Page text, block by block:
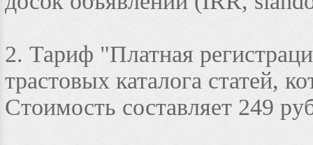
2. Тариф "Платная
трастовых каталога статей,
Стоимость составляет 249